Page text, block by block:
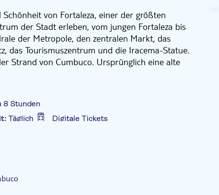
von Fortaleza, einer der größten
der Stadt erleben, vom jungen Fortaleza bis
der Metropole, den zentralen Markt, das
das Tourismuszentrum und die Iracema-Statue.
Strand von Cumbuco. Ursprünglich eine alte
überraschenden Sanddünenlandschaft, die nur
Teichen unterbrochen wird. Es gibt viele
mit dem Dünenbuggy auf den sich
bei der die Fahrer einen
vor dem Zusammenstoßen an
im Tourpreis enthalten sind.
8 Stunden
Täglich Digitale Tickets